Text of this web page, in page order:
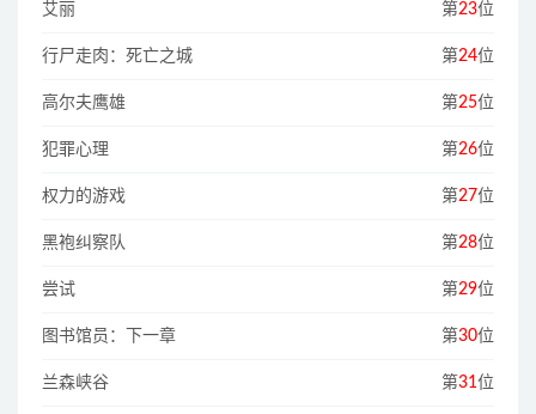
艾丽 第23位
行尸走肉：死亡之城 第24位
高尔夫鹰雄 第25位
犯罪心理 第26位
权力的游戏 第27位
黑袍纠察队 第28位
尝试 第29位
图书馆员：下一章 第30位
兰森峡谷 第31位